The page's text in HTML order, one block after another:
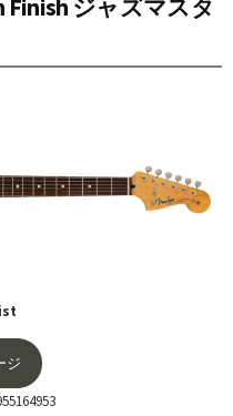
Finish ジャズマスタ
ジ